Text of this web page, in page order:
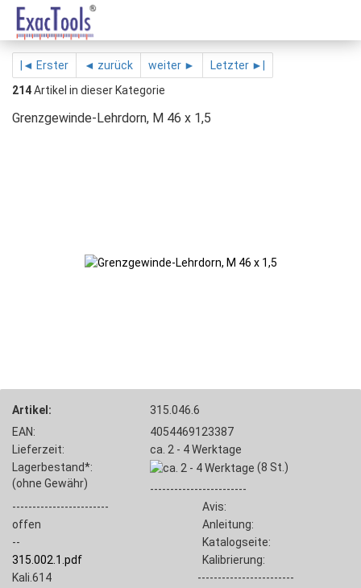
|◄ Erster ◄ zurück weiter ►
Letzter ►|
214Artikel in dieser Kategorie
Grenzgewinde-Lehrdorn, M 46 x 1,5
Artikel:
315.046.6
EAN:
4054469123387
Lieferzeit:
ca. 2 - 4 Werktage
Lagerbestand*:
(ohne Gewähr)
(8 St.)
------------------------
------------------------
Avis:
offen
Anleitung:
--
Katalogseite:
315.002.1.pdf
Kalibrierung:
Kali.614
------------------------